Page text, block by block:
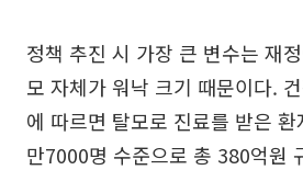
정책 추진 시 가장 큰 변수는 재
모 자체가 워낙 크기 때문이다.
에 따르면 탈모로 진료를 받은
만7000명 수준으로 총 380억원